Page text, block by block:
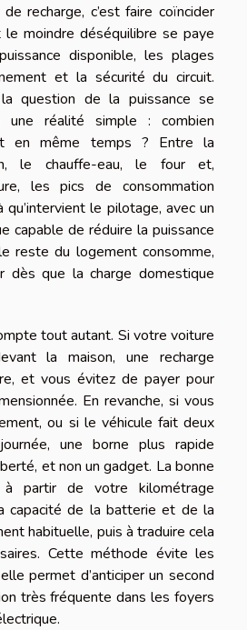
recharge, c’est faire coïncider
moindre déséquilibre se paye
disponible, les plages
et la sécurité du circuit.
question de la puissance se
une réalité simple : combien
en même temps ? Entre la
le chauffe-eau, le four et,
les pics de consommation
qu’intervient le pilotage, avec un
capable de réduire la puissance
reste du logement consomme,
dès que la charge domestique
tout autant. Si votre voiture
la maison, une recharge
et vous évitez de payer pour
En revanche, si vous
ou si le véhicule fait deux
une borne plus rapide
et non un gadget. La bonne
à partir de votre kilométrage
capacité de la batterie et de la
habituelle, puis à traduire cela
Cette méthode évite les
permet d’anticiper un second
très fréquente dans les foyers